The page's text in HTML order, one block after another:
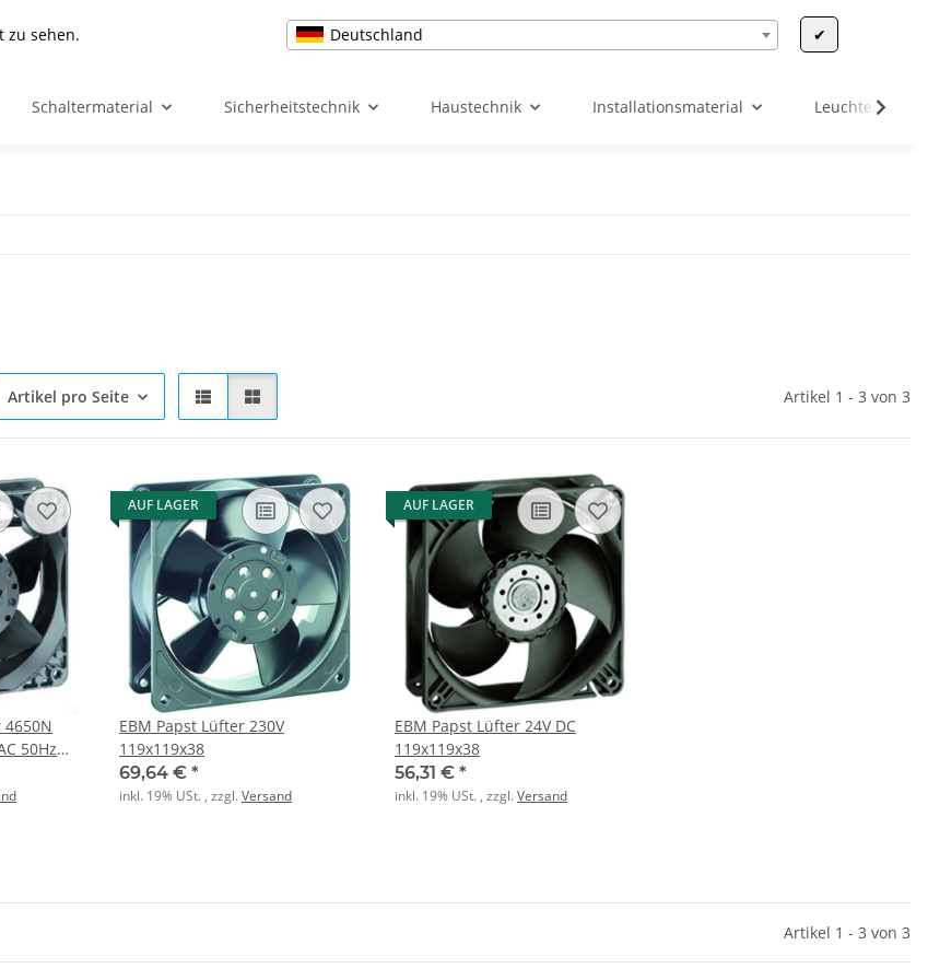
zu sehen. Deutschland ✔
Schaltermaterial Sicherheitstechnik Haustechnik Installationsmaterial Leuchten &
Artikel pro Seite Artikel 1 - 3 von 3
50Hz
AUF LAGER
EBM Papst Lüfter 230V
119x119x38
69,64 € *
inkl. 19% USt. , zzgl.Versand
AUF LAGER
EBM Papst Lüfter 24V DC
119x119x38
56,31 € *
inkl. 19% USt. , zzgl.Versand
Artikel 1 - 3 von 3